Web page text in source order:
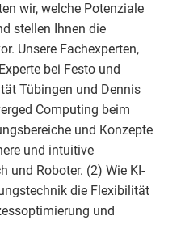
wir, welche Potenziale
stellen Ihnen die
Unsere Fachexperten,
bei Festo und
Tübingen und Dennis
Computing beim
und Konzepte
und intuitive
und Roboter. (2) Wie KI-
die Flexibilität
und